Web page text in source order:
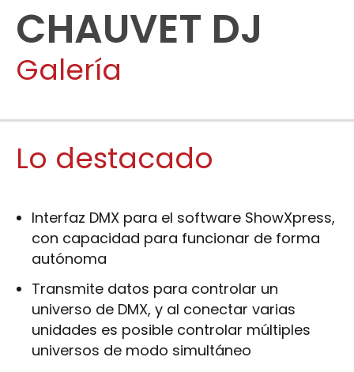
CHAUVET DJ
Galería
Lo destacado
Interfaz DMX para el software ShowXpress,
con capacidad para funcionar de forma
autónoma
Transmite datos para controlar un
universo de DMX, y al conectar varias
unidades es posible controlar múltiples
universos de modo simultáneo